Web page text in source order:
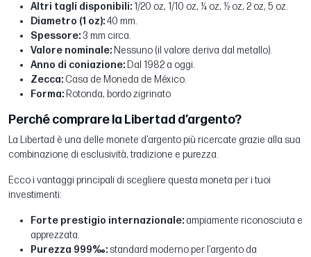
Altri tagli disponibili: 1/20 oz, 1/10 oz, ¼ oz, ½ oz, 2 oz, 5 oz.
Diametro (1 oz):40 mm.
Spessore: 3 mm circa.
Valore nominale: Nessuno (il valore deriva dal metallo).
Anno di coniazione: Dal 1982 a oggi.
Zecca: Casa de Moneda de México.
Forma: Rotonda, bordo zigrinato
Perché comprare la Libertad d’argento?
La Libertad è una delle monete d’argento più ricercate grazie alla sua
combinazione di esclusività, tradizione e purezza.
Ecco i vantaggi principali di scegliere questa moneta per i tuoi
investimenti:
Forte prestigio internazionale: ampiamente riconosciuta e
apprezzata.
Purezza 999‰: standard moderno per l’argento da